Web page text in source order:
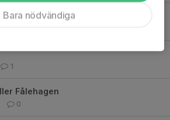
1
Fålehagen
0
Bara nödvändiga